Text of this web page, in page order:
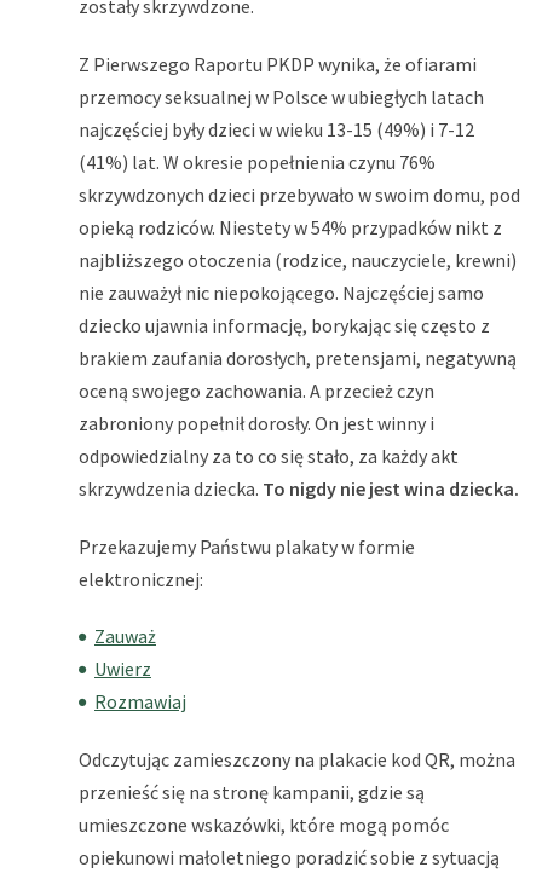
zostały skrzywdzone.
Z Pierwszego Raportu PKDP wynika, że ofiarami
przemocy seksualnej w Polsce w ubiegłych latach
najczęściej były dzieci w wieku 13-15 (49%) i 7-12
(41%) lat. W okresie popełnienia czynu 76%
skrzywdzonych dzieci przebywało w swoim domu, pod
opieką rodziców. Niestety w 54% przypadków nikt z
najbliższego otoczenia (rodzice, nauczyciele, krewni)
nie zauważył nic niepokojącego. Najczęściej samo
dziecko ujawnia informację, borykając się często z
brakiem zaufania dorosłych, pretensjami, negatywną
oceną swojego zachowania. A przecież czyn
zabroniony popełnił dorosły. On jest winny i
odpowiedzialny za to co się stało, za każdy akt
skrzywdzenia dziecka. To nigdy nie jest wina dziecka.
Przekazujemy Państwu plakaty w formie
elektronicznej:
Zauważ
Uwierz
Rozmawiaj
Odczytując zamieszczony na plakacie kod QR, można
przenieść się na stronę kampanii, gdzie są
umieszczone wskazówki, które mogą pomóc
opiekunowi małoletniego poradzić sobie z sytuacją